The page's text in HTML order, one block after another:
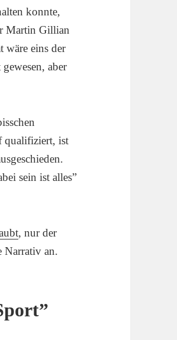
konnte,
Martin Gillian
wäre eins der
aber
qualifiziert, ist
sein ist alles”
, nur der
Narrativ an.